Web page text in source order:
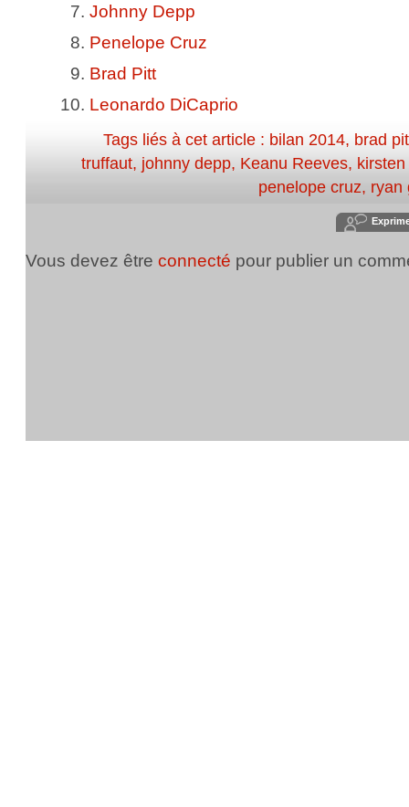
Johnny Depp
Penelope Cruz
Brad Pitt
Leonardo DiCaprio
Tags liés à cet article : bilan 2014, brad
truffaut, johnny depp, Keanu Reeves,
penelope cruz, ryan
Vous devez être connecté pour publier un